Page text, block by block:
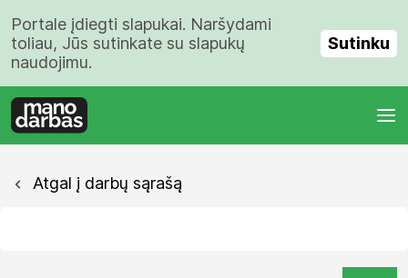
Portale įdiegti slapukai. Naršydami
toliau, Jūs sutinkate su slapukų
naudojimu.
Sutinku
Atgal į darbų sąrašą